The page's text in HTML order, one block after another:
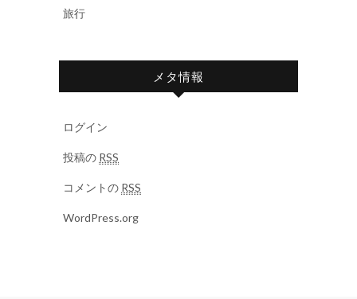
旅行
メタ情報
ログイン
投稿の RSS
コメントの RSS
WordPress.org